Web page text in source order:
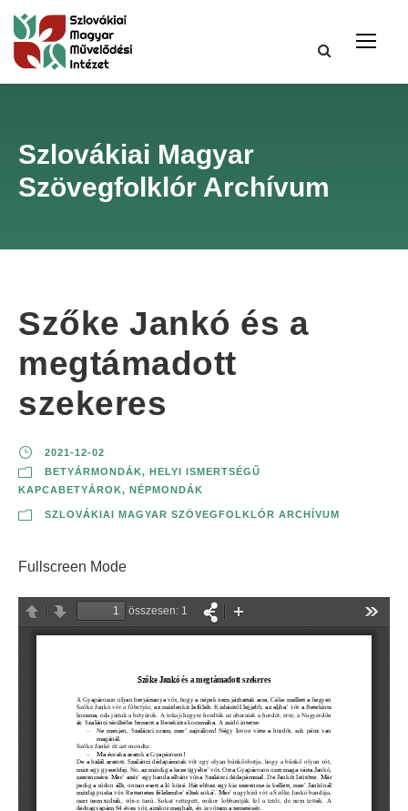
Szlovákiai Magyar
Szövegfolklór Archívum
Szőke Jankó és a
megtámadott
szekeres
2021-12-02
BETYÁRMONDÁK, HELYI ISMERTSÉGŰ
KAPCABETYÁROK, NÉPMONDÁK
SZLOVÁKIAI MAGYAR SZÖVEGFOLKLÓR ARCHÍVUM
Fullscreen Mode